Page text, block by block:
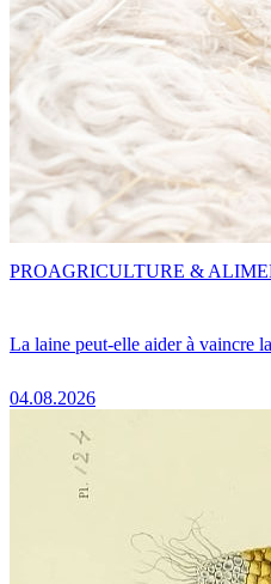
La laine peut-elle aider à vaincre
04.08.2026
PROAGRICULTURE &